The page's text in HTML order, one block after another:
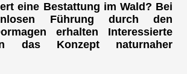
eine Bestattung im Wald? Bei
Führung durch den
erhalten Interessierte
das Konzept naturnaher